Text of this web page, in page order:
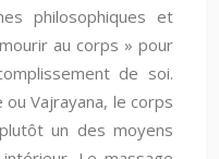
philosophiques et
au corps » pour
de soi.
Vajrayana, le corps
un des moyens